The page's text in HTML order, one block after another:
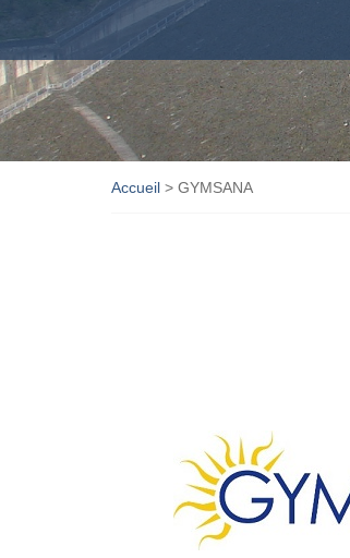
Accueil > GYMSANA